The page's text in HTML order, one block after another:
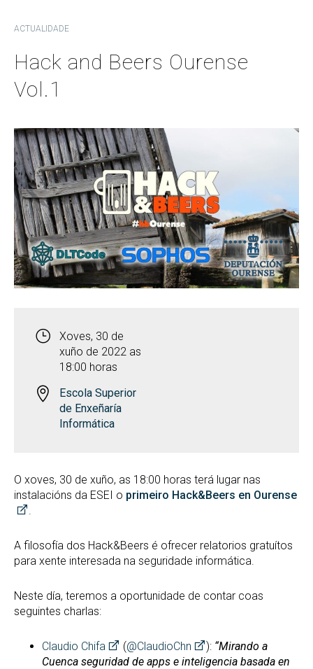
ACTUALIDADE
Hack and Beers Ourense
Vol.1
Xoves, 30 de
xuño de 2022 as
18:00 horas
Escola Superior
de Enxeñaría
Informática
O xoves, 30 de xuño, as 18:00 horas terá lugar nas
instalacións da ESEI o primeiro Hack&Beers en Ourense
.
A filosofía dos Hack&Beers é ofrecer relatorios gratuítos
para xente interesada na seguridade informática.
Neste día, teremos a oportunidade de contar coas
seguintes charlas:
Claudio Chifa (@ClaudioChn ): “Mirando a
Cuenca seguridad de apps e inteligencia basada en